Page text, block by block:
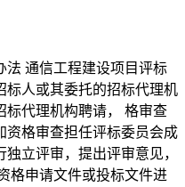
法 通信工程建设项目评标
标人或其委托的招标代理机
标代理机构聘请， 格审查
资格审查担任评标委员会成
立评审，提出评审意见，
格申请文件或投标文件进